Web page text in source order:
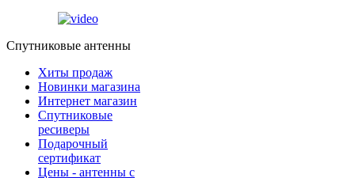
Спутниковые антенны
Хиты продаж
Новинки магазина
Интернет магазин
Спутниковые
ресиверы
Подарочный
сертификат
Цены - антенны с